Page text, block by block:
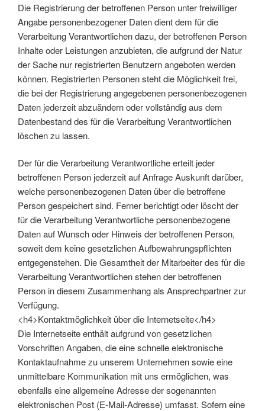
Die Registrierung der betroffenen Person unter freiwilliger
Angabe personenbezogener Daten dient dem für die
Verarbeitung Verantwortlichen dazu, der betroffenen Person
Inhalte oder Leistungen anzubieten, die aufgrund der Natur
der Sache nur registrierten Benutzern angeboten werden
können. Registrierten Personen steht die Möglichkeit frei,
die bei der Registrierung angegebenen personenbezogenen
Daten jederzeit abzuändern oder vollständig aus dem
Datenbestand des für die Verarbeitung Verantwortlichen
löschen zu lassen.
Der für die Verarbeitung Verantwortliche erteilt jeder
betroffenen Person jederzeit auf Anfrage Auskunft darüber,
welche personenbezogenen Daten über die betroffene
Person gespeichert sind. Ferner berichtigt oder löscht der
für die Verarbeitung Verantwortliche personenbezogene
Daten auf Wunsch oder Hinweis der betroffenen Person,
soweit dem keine gesetzlichen Aufbewahrungspflichten
entgegenstehen. Die Gesamtheit der Mitarbeiter des für die
Verarbeitung Verantwortlichen stehen der betroffenen
Person in diesem Zusammenhang als Ansprechpartner zur
Verfügung.
<h4>Kontaktmöglichkeit über die Internetseite</h4>
Die Internetseite enthält aufgrund von gesetzlichen
Vorschriften Angaben, die eine schnelle elektronische
Kontaktaufnahme zu unserem Unternehmen sowie eine
unmittelbare Kommunikation mit uns ermöglichen, was
ebenfalls eine allgemeine Adresse der sogenannten
elektronischen Post (E-Mail-Adresse) umfasst. Sofern eine